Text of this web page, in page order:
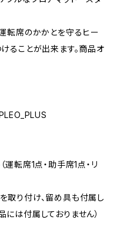
転席のかかとを守るヒー
ることが出来ます。商品オ
運転席1点・助手席1点・リ
取り付け、留め具も付属し
には付属しておりません）